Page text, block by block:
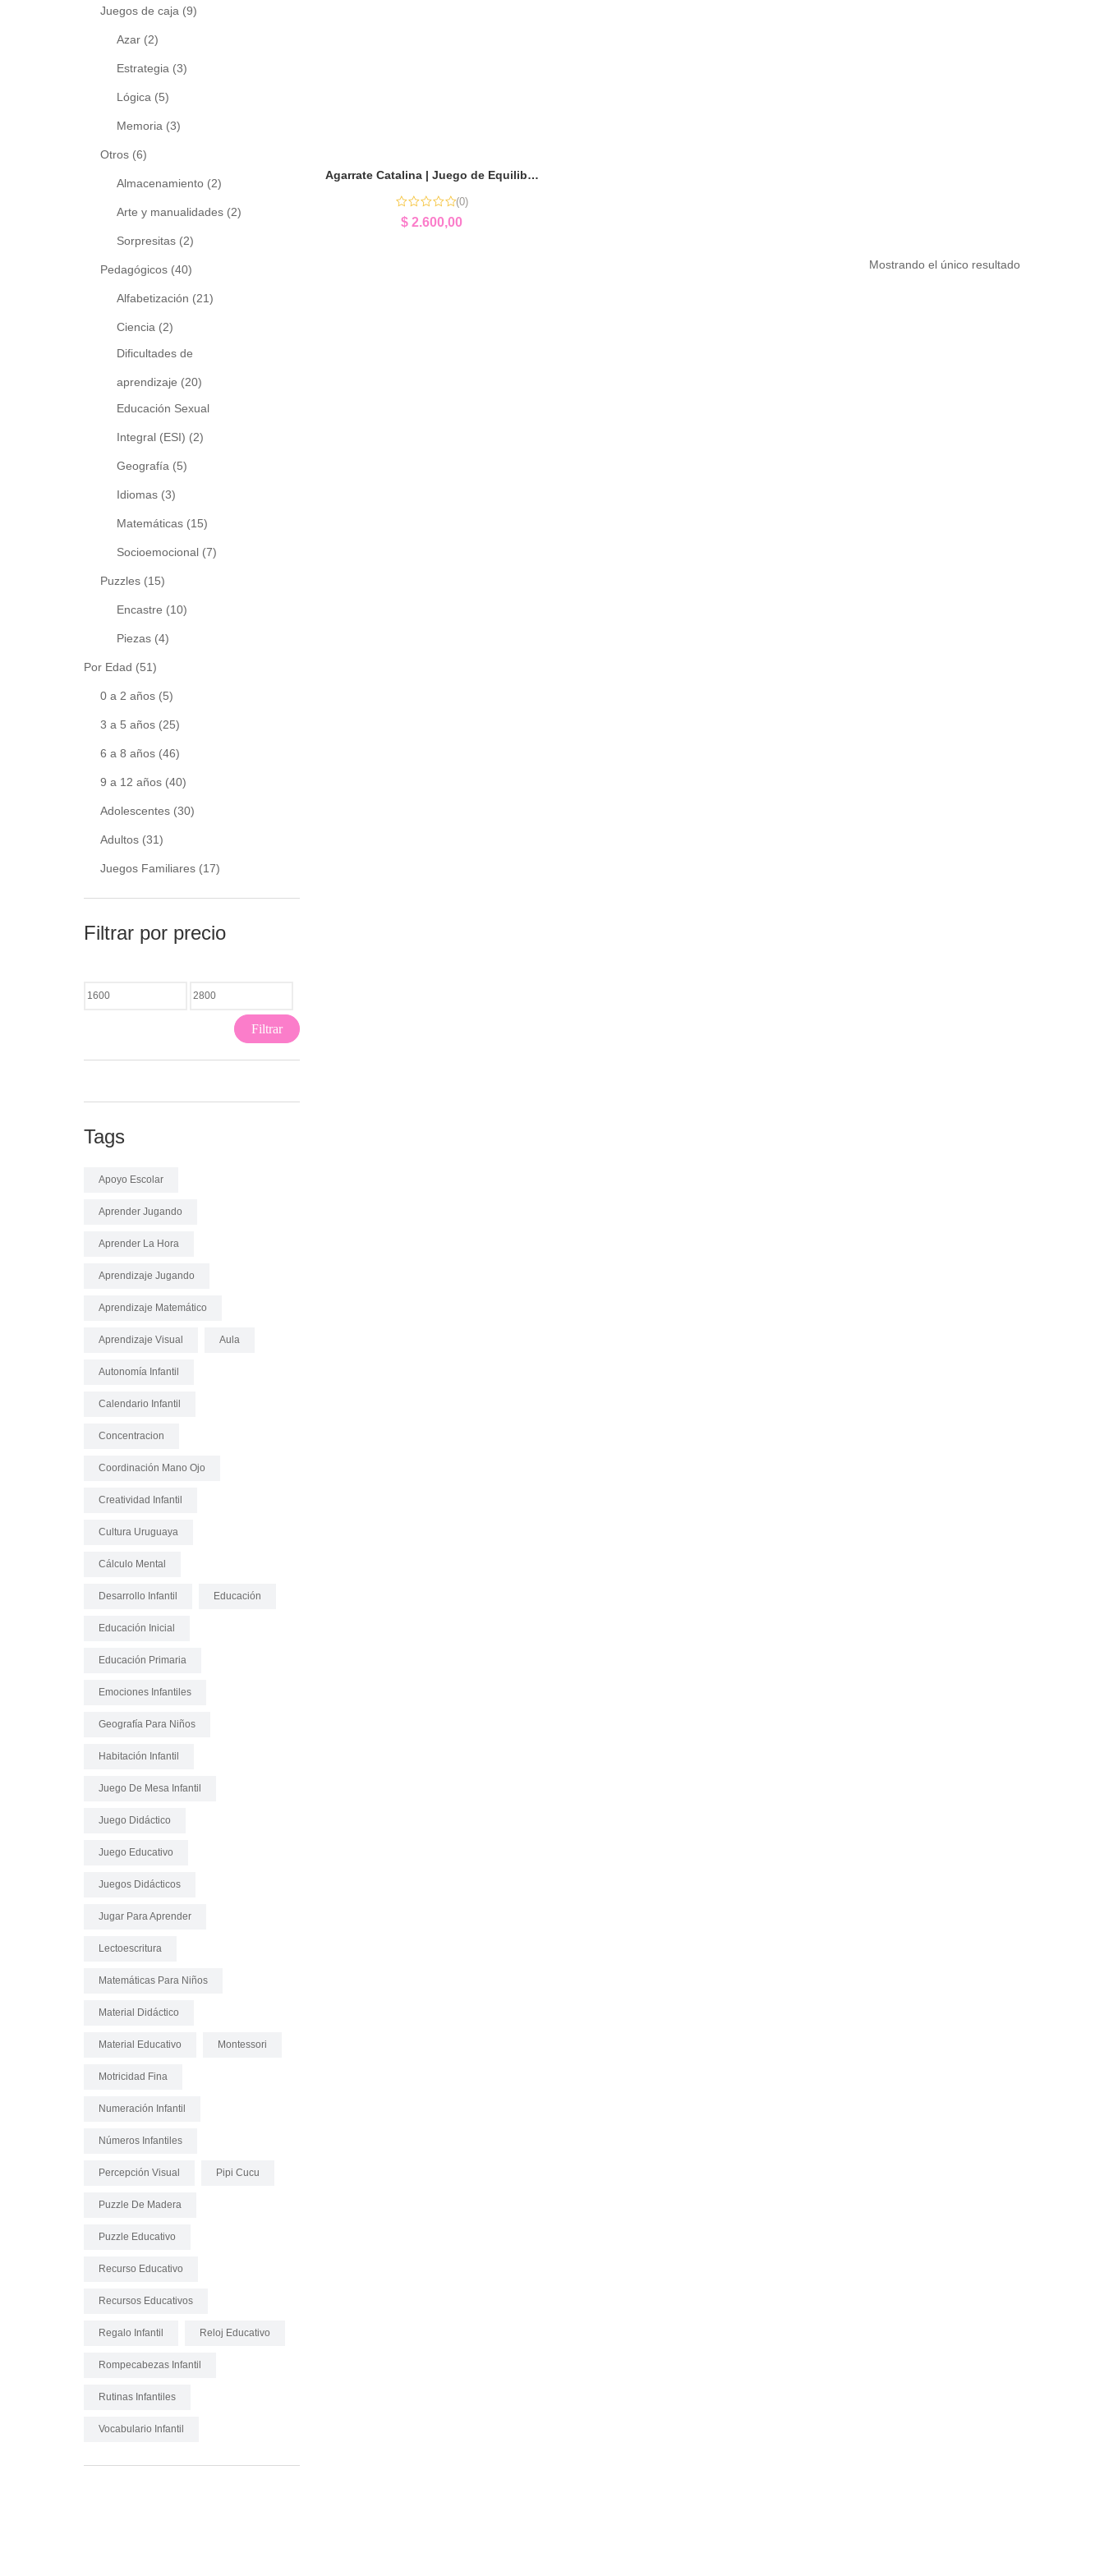
Juegos de caja (9)
Azar (2)
Estrategia (3)
Lógica (5)
Memoria (3)
Otros (6)
Almacenamiento (2)
Arte y manualidades (2)
Sorpresitas (2)
Pedagógicos (40)
Alfabetización (21)
Ciencia (2)
Dificultades de
aprendizaje (20)
Educación Sexual
Integral (ESI) (2)
Geografía (5)
Idiomas (3)
Matemáticas (15)
Socioemocional (7)
Puzzles (15)
Encastre (10)
Piezas (4)
Por Edad (51)
0 a 2 años (5)
3 a 5 años (25)
6 a 8 años (46)
9 a 12 años (40)
Adolescentes (30)
Adultos (31)
Juegos Familiares (17)
Filtrar por precio
Filtrar
Tags
Apoyo Escolar
Aprender Jugando
Aprender La Hora
Aprendizaje Jugando
Aprendizaje Matemático
Aprendizaje Visual Aula
Autonomía Infantil
Calendario Infantil
Concentracion
Coordinación Mano Ojo
Creatividad Infantil
Cultura Uruguaya
Cálculo Mental
Desarrollo Infantil Educación
Educación Inicial
Educación Primaria
Emociones Infantiles
Geografía Para Niños
Habitación Infantil
Juego De Mesa Infantil
Juego Didáctico
Juego Educativo
Juegos Didácticos
Jugar Para Aprender
Lectoescritura
Matemáticas Para Niños
Material Didáctico
Material Educativo Montessori
Motricidad Fina
Numeración Infantil
Números Infantiles
Percepción Visual Pipi Cucu
Puzzle De Madera
Puzzle Educativo
Recurso Educativo
Recursos Educativos
Regalo Infantil Reloj Educativo
Rompecabezas Infantil
Rutinas Infantiles
Vocabulario Infantil
Agarrate Catalina | Juego de Equilibrio y Estrategia
(0)
$ 2.600,00
Mostrando el único resultado